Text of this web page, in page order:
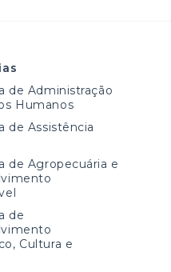
de Administração
Humanos
de Assistência
de Agropecuária e
de
Cultura e